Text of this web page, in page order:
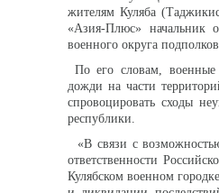
жителям Куляба
«Азия-Плюс» начальник
военного округа
По его словам, военные
дожди на части
спровоцировать сходы
республики.
«В связи с
ответственности
Кулябском военном